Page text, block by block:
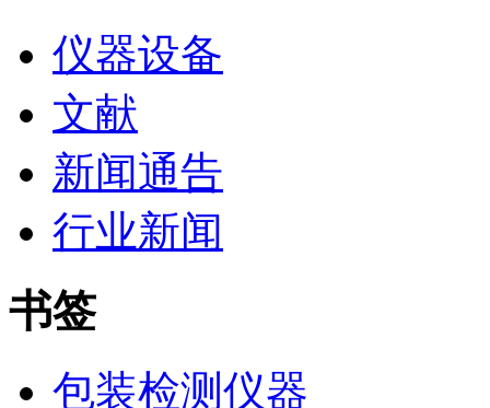
仪器设备
文献
新闻通告
行业新闻
书签
包装检测仪器